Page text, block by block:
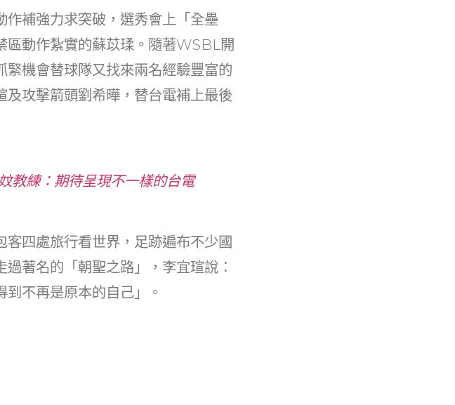
補強力求突破，選秀會上「全壘
區動作紮實的蘇苡瑈。隨著WSBL開
機會替球隊又找來兩名經驗豐富的
攻擊箭頭劉希曄，替台電補上最後
教練：期待呈現不一樣的台電
四處旅行看世界，足跡遍布不少國
著名的「朝聖之路」，李宜瑄說：
到不再是原本的自己」。